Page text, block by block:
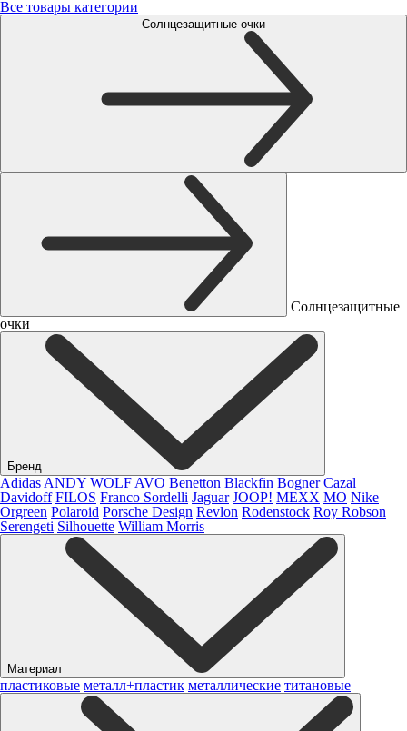
Все товары категории
Солнцезащитные очки
Солнцезащитные
очки
Бренд
Adidas ANDY WOLF AVO Benetton Blackfin Bogner Cazal
Davidoff FILOS Franco Sordelli Jaguar JOOP! MEXX MO Nike
Orgreen Polaroid Porsche Design Revlon Rodenstock Roy Robson
Serengeti Silhouette William Morris
Материал
пластиковые металл+пластик металлические титановые